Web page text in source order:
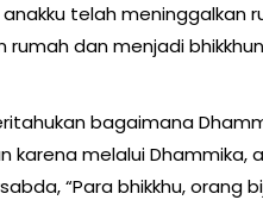
telah meninggalkan
rumah dan menjadi
bagaimana
melalui Dhammika,
“Para bhikkhu, orang